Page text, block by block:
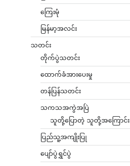
ကြေးမုံ
မြန်မာ့အလင်း
သတင်း
တိုက်ပွဲသတင်း
ထောက်ခံအားပေးမှု
တန်ပြန်သတင်း
သကသအကွဲအပြဲ
သူတို့ပြောတဲ့ သူတို့အကြောင်း
ပြည်သူ့အကျိုးပြု
ပျော်ပွဲရွှင်ပွဲ